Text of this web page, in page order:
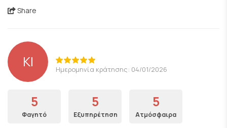
Share
ΚΙ Ημερομηνία κράτησης: 04/01/2026
5
Φαγητό
5
Εξυπηρέτηση
5
Ατμόσφαιρα